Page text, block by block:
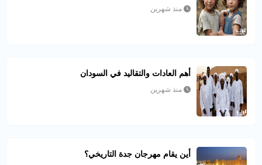
منذ شهرين
أهم العادات والتقاليد في السودان
منذ شهرين
أين يقام مهرجان جدة التاريخي؟